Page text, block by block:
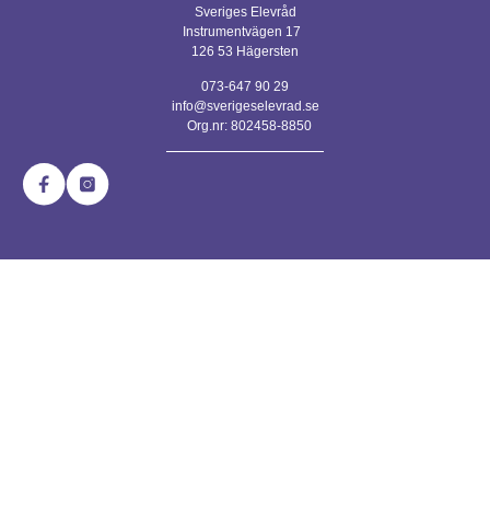
Sveriges Elevråd
Instrumentvägen 17
126 53 Hägersten
073-647 90 29
info@sverigeselevrad.se
Org.nr: 802458-8850